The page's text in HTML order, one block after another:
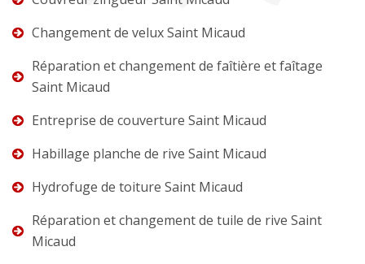
Changement de velux Saint Micaud
Réparation et changement de faîtière et faîtage
Saint Micaud
Entreprise de couverture Saint Micaud
Habillage planche de rive Saint Micaud
Hydrofuge de toiture Saint Micaud
Réparation et changement de tuile de rive Saint
Micaud